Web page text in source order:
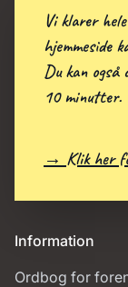
Information
Ordbog for
Vi klarer
hjemmeside
Du kan
10 minutter.
→ Klik her